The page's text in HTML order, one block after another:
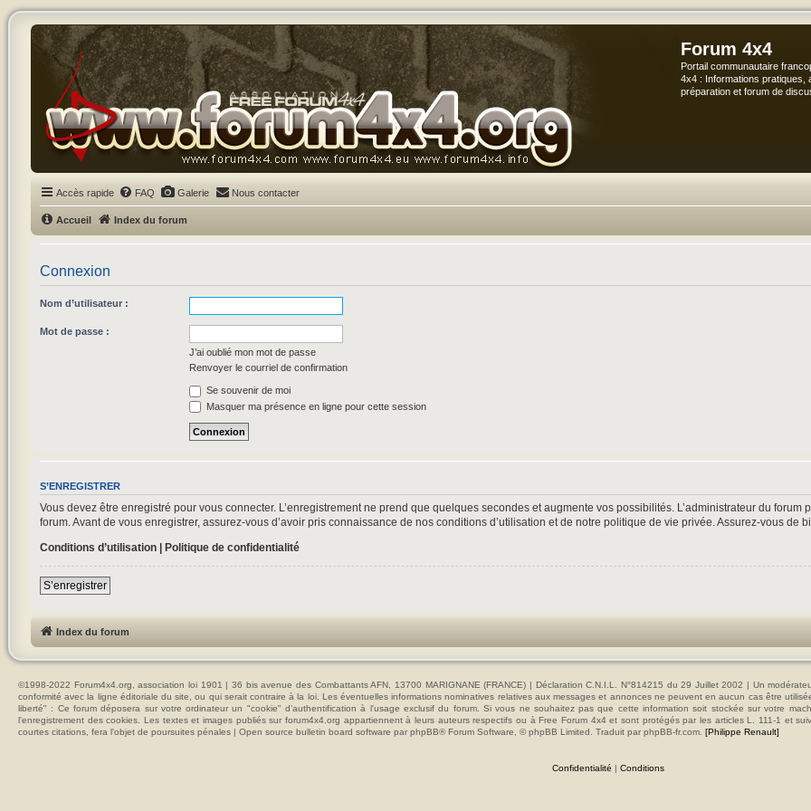
Forum 4x4
Portail communautaire
4x4 : Informations pratiques,
préparation et forum de
Accès rapide FAQ Galerie Nous contacter
Accueil Index du forum
Connexion
Nom d’utilisateur :
Mot de passe :
J’ai oublié mon mot de passe
Renvoyer le courriel de confirmation
Se souvenir de moi
Masquer ma présence en ligne pour cette session
S’ENREGISTRER
Vous devez être enregistré pour vous connecter. L’enregistrement ne prend que quelques secondes et augmente vos possibilités. L’administrateur du
forum. Avant de vous enregistrer, assurez-vous d’avoir pris connaissance de nos conditions d’utilisation et de notre politique de vie privée. Assurez-vous de
Conditions d’utilisation| Politique de confidentialité
S’enregistrer
Index du forum
©1998-2022 Forum4x4.org, association loi 1901 | 36 bis avenue des Combattants AFN, 13700 MARIGNANE (FRANCE) | Déclaration C.N.I.L. N°814215 du 29 Juillet 2002 | Un
conformité avec la ligne éditoriale du site, ou qui serait contraire à la loi. Les éventuelles informations nominatives relatives aux messages et annonces ne peuvent en aucun cas être
liberté" : Ce forum déposera sur votre ordinateur un "cookie" d’authentification à l'usage exclusif du forum. Si vous ne souhaitez pas que cette information soit stockée sur votre
l'enregistrement des cookies. Les textes et images publiés sur forum4x4.org appartiennent à leurs auteurs respectifs ou à Free Forum 4x4 et sont protégés par les articles L. 111-1 et
courtes citations, fera l'objet de poursuites pénales | Open source bulletin board software par phpBB® Forum Software, © phpBB Limited. Traduit par phpBB-fr.com. [Philippe Renault]
Confidentialité | Conditions